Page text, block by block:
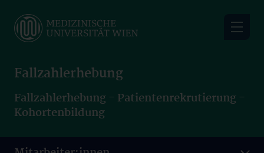
main
Fallzahlerhebung
Fallzahlerhebung - Patientenrekrutierung -
Kohortenbildung